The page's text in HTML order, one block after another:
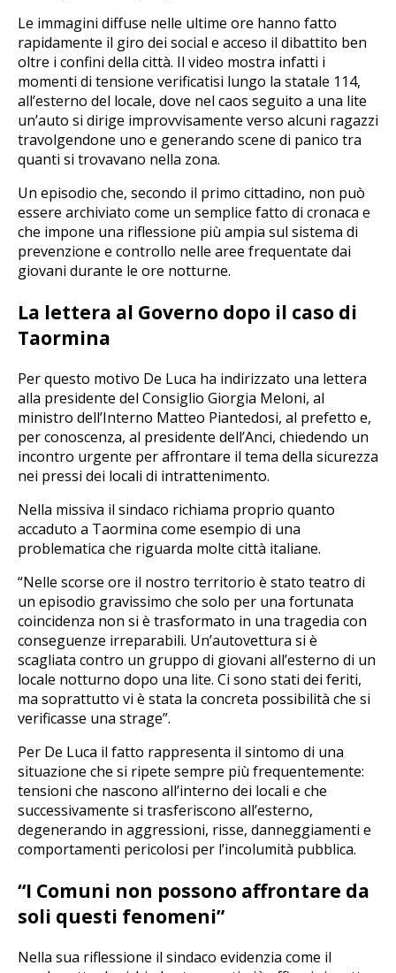
Le immagini diffuse nelle ultime ore hanno fatto
rapidamente il giro dei social e acceso il dibattito ben
oltre i confini della città. Il video mostra infatti i
momenti di tensione verificatisi lungo la statale 114,
all’esterno del locale, dove nel caos seguito a una lite
un’auto si dirige improvvisamente verso alcuni ragazzi
travolgendone uno e generando scene di panico tra
quanti si trovavano nella zona.
Un episodio che, secondo il primo cittadino, non può
essere archiviato come un semplice fatto di cronaca e
che impone una riflessione più ampia sul sistema di
prevenzione e controllo nelle aree frequentate dai
giovani durante le ore notturne.
La lettera al Governo dopo il caso di
Taormina
Per questo motivo De Luca ha indirizzato una lettera
alla presidente del Consiglio Giorgia Meloni, al
ministro dell’Interno Matteo Piantedosi, al prefetto e,
per conoscenza, al presidente dell’Anci, chiedendo un
incontro urgente per affrontare il tema della sicurezza
nei pressi dei locali di intrattenimento.
Nella missiva il sindaco richiama proprio quanto
accaduto a Taormina come esempio di una
problematica che riguarda molte città italiane.
“Nelle scorse ore il nostro territorio è stato teatro di
un episodio gravissimo che solo per una fortunata
coincidenza non si è trasformato in una tragedia con
conseguenze irreparabili. Un’autovettura si è
scagliata contro un gruppo di giovani all’esterno di un
locale notturno dopo una lite. Ci sono stati dei feriti,
ma soprattutto vi è stata la concreta possibilità che si
verificasse una strage”.
Per De Luca il fatto rappresenta il sintomo di una
situazione che si ripete sempre più frequentemente:
tensioni che nascono all’interno dei locali e che
successivamente si trasferiscono all’esterno,
degenerando in aggressioni, risse, danneggiamenti e
comportamenti pericolosi per l’incolumità pubblica.
“I Comuni non possono affrontare da
soli questi fenomeni”
Nella sua riflessione il sindaco evidenzia come il